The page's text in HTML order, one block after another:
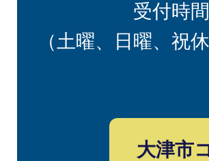
受付時
（土曜、日曜、祝
大津市